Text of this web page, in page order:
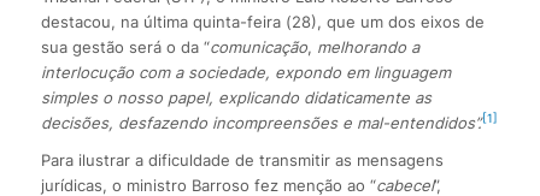
destacou, na última quinta-feira (28), que um dos eixos de
sua gestão será o da “comunicação, melhorando a
interlocução com a sociedade, expondo em linguagem
simples o nosso papel, explicando didaticamente as
decisões, desfazendo incompreensões e mal-entendidos”.[1]
Para ilustrar a dificuldade de transmitir as mensagens
jurídicas, o ministro Barroso fez menção ao “cabecel”,